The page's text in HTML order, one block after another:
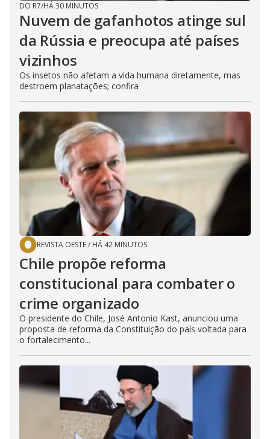
DO R7/HÁ 30 MINUTOS
Nuvem de gafanhotos atinge sul
da Rússia e preocupa até países
vizinhos
Os insetos não afetam a vida humana diretamente, mas
destroem planatações; confira
REVISTA OESTE/ HÁ 42 MINUTOS
Chile propõe reforma
constitucional para combater o
crime organizado
O presidente do Chile, José Antonio Kast, anunciou uma
proposta de reforma da Constituição do país voltada para
o fortalecimento...